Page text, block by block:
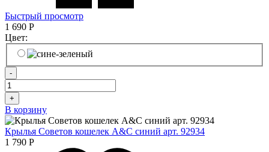
Быстрый просмотр
1 690 Р
Цвет:
-
+
В корзину
Крылья Советов кошелек A&C синий арт. 92934
1 790 Р